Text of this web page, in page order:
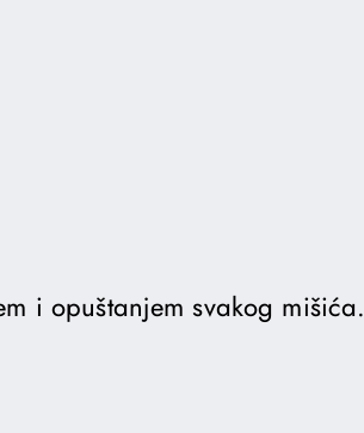
i opuštanjem svakog mišića.